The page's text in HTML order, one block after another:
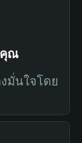
คุณ
มั่นใจโดย